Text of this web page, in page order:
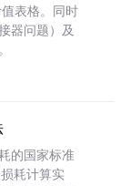
表格。同时
器问题）及
的国家标准
损耗计算实